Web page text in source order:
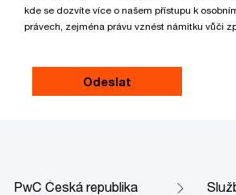
kde se dozvíte více o našem přístupu k
právech, zejména právu vznést námitku vůči
PwC Česká republika